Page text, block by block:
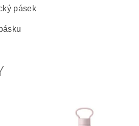
pásek